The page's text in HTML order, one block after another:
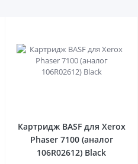
Картридж BASF для Xerox
Phaser 7100 (аналог
106R02612) Black